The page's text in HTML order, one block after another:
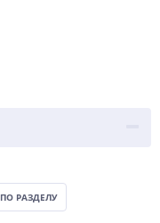
РАЗДЕЛУ